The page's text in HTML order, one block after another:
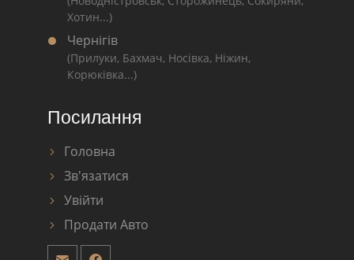
Хотин...)
Чернігів
(Прилуки, Бахмач, Носівка, Ніжин,
Корюківка...)
Посилання
Головна
Зв'язатися
Увійти
Продати Авто